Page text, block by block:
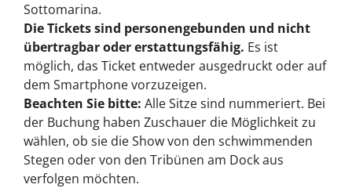
Sottomarina.
Die Tickets sind personengebunden und nicht
übertragbar oder erstattungsfähig. Es ist
möglich, das Ticket entweder ausgedruckt oder auf
dem Smartphone vorzuzeigen.
Beachten Sie bitte: Alle Sitze sind nummeriert. Bei
der Buchung haben Zuschauer die Möglichkeit zu
wählen, ob sie die Show von den schwimmenden
Stegen oder von den Tribünen am Dock aus
verfolgen möchten.